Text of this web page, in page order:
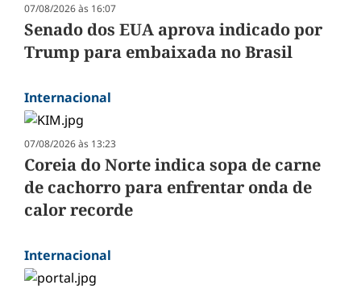
07/08/2026 às 16:07
Senado dos EUA aprova indicado por
Trump para embaixada no Brasil
Internacional
07/08/2026 às 13:23
Coreia do Norte indica sopa de carne
de cachorro para enfrentar onda de
calor recorde
Internacional